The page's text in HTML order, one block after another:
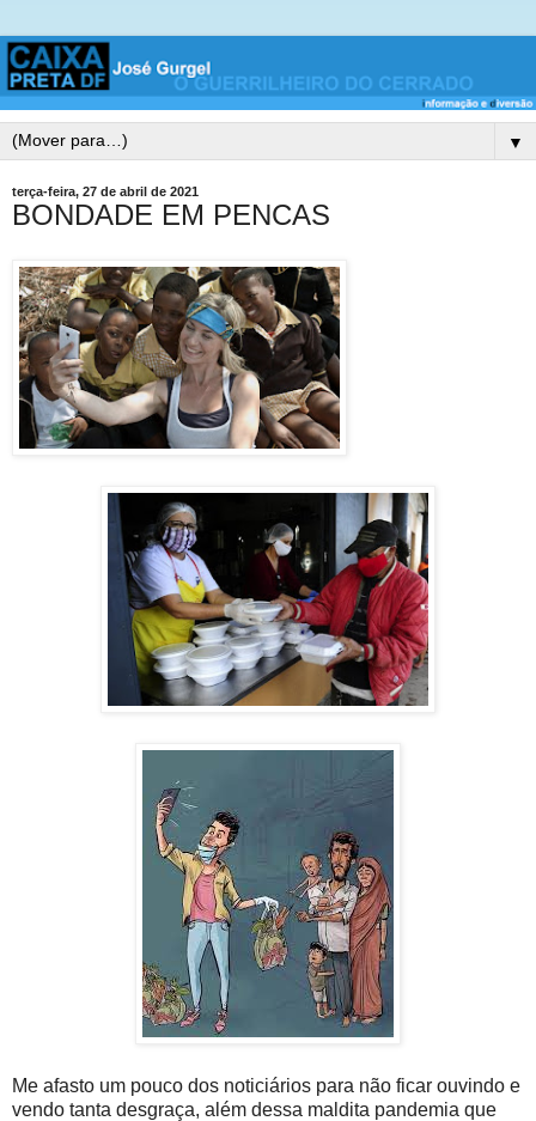
▼
terça-feira, 27 de abril de 2021
BONDADE EM PENCAS
Me afasto um pouco dos noticiários para não ficar ouvindo e
vendo tanta desgraça, além dessa maldita pandemia que